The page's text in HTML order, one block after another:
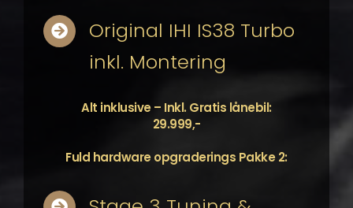
Original IHI IS38 Turbo
inkl. Montering
Alt inklusive – Inkl. Gratis lånebil:
29.999,-
Fuld hardware opgraderings Pakke 2: